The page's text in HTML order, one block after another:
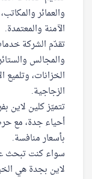
والعمائر
الآمنة والمعتمدة.
تقدّم الشركة
والمجالس
الخزانات،
الزجاجية.
تتميّز كلين
أحياء جدة، مع
بأسعار منافسة.
سواء كنت تبحث
لاين بجدة هي